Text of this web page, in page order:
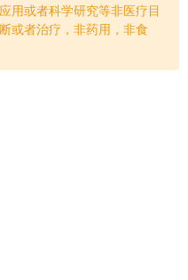
用或者科学研究等非医疗目
或者治疗，非药用，非食